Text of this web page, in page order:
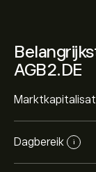
AGB2.DE
Dagbereik i